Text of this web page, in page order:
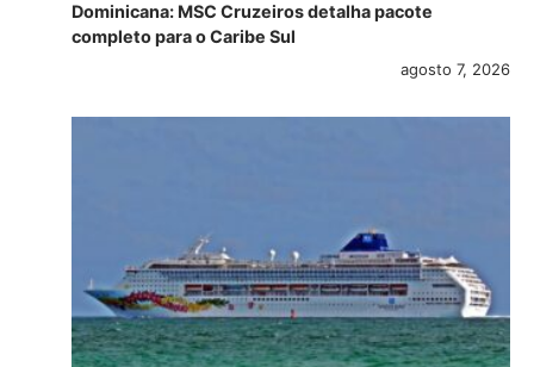
Dominicana: MSC Cruzeiros detalha pacote
completo para o Caribe Sul
agosto 7, 2026